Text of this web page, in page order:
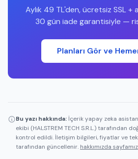
Aylık 49 TL'den, ücretsiz SSL +
30 gün iade garantisiyle —
Planları Gör ve
Bu yazı hakkında: İçerik yapay zeka
ekibi (HALSTREM TECH S.R.L.) tarafından
kontrol edildi. İletişim bilgileri, fiyatlar ve
tarafından güncellenir. hakkımızda sayfamız